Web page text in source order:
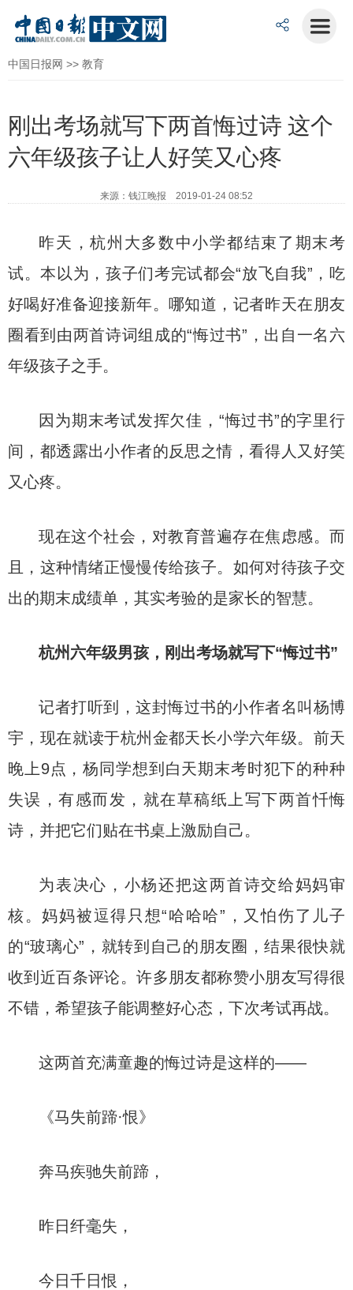
中国日报网 >> 教育
刚出考场就写下两首悔过诗 这个
六年级孩子让人好笑又心疼
来源：钱江晚报 2019-01-24 08:52
昨天，杭州大多数中小学都结束了期末考
试。本以为，孩子们考完试都会“放飞自我”，吃
好喝好准备迎接新年。哪知道，记者昨天在朋友
圈看到由两首诗词组成的“悔过书”，出自一名六
年级孩子之手。
因为期末考试发挥欠佳，“悔过书”的字里行
间，都透露出小作者的反思之情，看得人又好笑
又心疼。
现在这个社会，对教育普遍存在焦虑感。而
且，这种情绪正慢慢传给孩子。如何对待孩子交
出的期末成绩单，其实考验的是家长的智慧。
杭州六年级男孩， 刚出考场就写下“悔过书”
记者打听到，这封悔过书的小作者名叫杨博
宇，现在就读于杭州金都天长小学六年级。前天
晚上9点，杨同学想到白天期末考时犯下的种种
失误，有感而发，就在草稿纸上写下两首忏悔
诗，并把它们贴在书桌上激励自己。
为表决心，小杨还把这两首诗交给妈妈审
核。妈妈被逗得只想“哈哈哈”，又怕伤了儿子
的“玻璃心”，就转到自己的朋友圈，结果很快就
收到近百条评论。许多朋友都称赞小朋友写得很
不错，希望孩子能调整好心态，下次考试再战。
这两首充满童趣的悔过诗是这样的——
《马失前蹄·恨》
奔马疾驰失前蹄，
昨日纤毫失，
今日千日恨，